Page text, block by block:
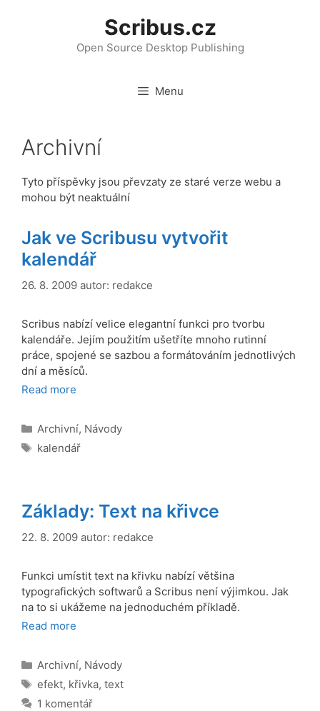
Scribus.cz
Open Source Desktop Publishing
Menu
Archivní
Tyto příspěvky jsou převzaty ze staré verze webu a
mohou být neaktuální
Jak ve Scribusu vytvořit
kalendář
26. 8. 2009 autor: redakce
Scribus nabízí velice elegantní funkci pro tvorbu
kalendáře. Jejím použitím ušetříte mnoho rutinní
práce, spojené se sazbou a formátováním jednotlivých
dní a měsíců.
Read more
Rubriky
Archivní, Návody
Štítky
kalendář
Základy: Text na křivce
22. 8. 2009 autor: redakce
Funkci umístit text na křivku nabízí většina
typografických softwarů a Scribus není výjimkou. Jak
na to si ukážeme na jednoduchém příkladě.
Read more
Rubriky
Archivní, Návody
Štítky
efekt, křivka, text
1 komentář